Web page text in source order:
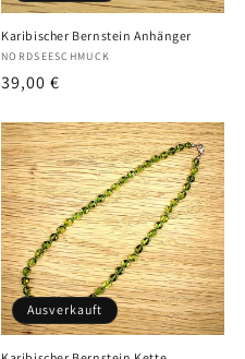
Karibischer Bernstein Anhänger
Anbieter:
NORDSEESCHMUCK
Normaler
39,00 €
Ausverkauft